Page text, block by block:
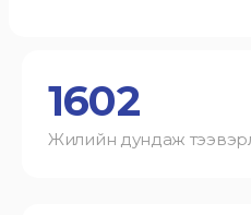
1602
Жилийн дундаж